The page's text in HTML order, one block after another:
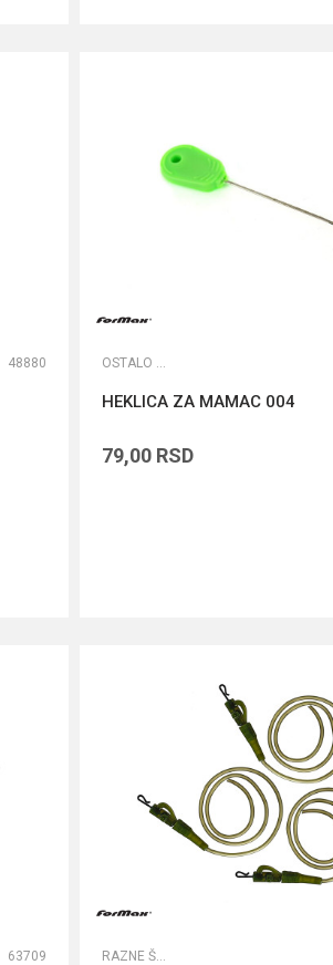
48880 OSTALO ŠARANSKO
HEKLICA ZA MAMAC 004
79,00 RSD
63709 RAZNE ŠARANSKE SITNICE